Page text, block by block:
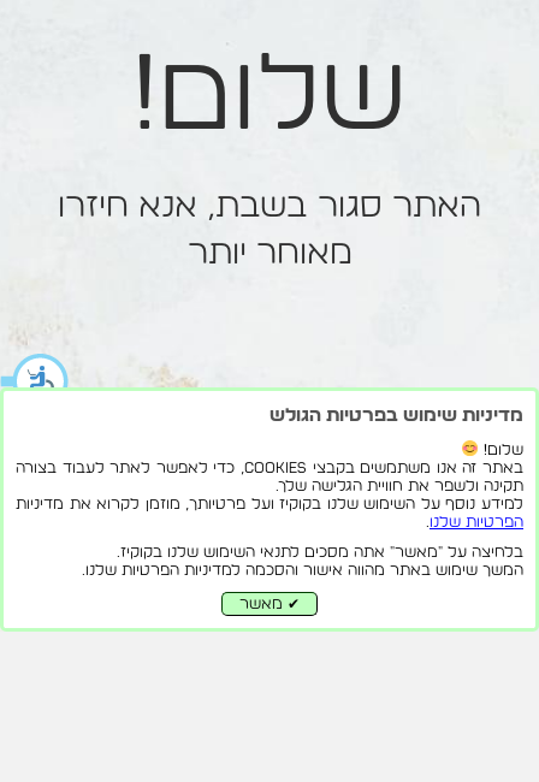
שלום!
האתר סגור בשבת, אנא חיזרו
מאוחר יותר
מדיניות שימוש בפרטיות הגולש
שלום!
באתר זה אנו משתמשים בקבצי Cookies, כדי לאפשר לאתר לעבוד בצורה
תקינה ולשפר את חוויית הגלישה שלך.
למידע נוסף על השימוש שלנו בקוקיז ועל פרטיותך, מוזמן לקרוא את מדיניות
הפרטיות שלנו.
בלחיצה על "מאשר" אתה מסכים לתנאי השימוש שלנו בקוקיז.
המשך שימוש באתר מהווה אישור והסכמה למדיניות הפרטיות שלנו.
✔ מאשר